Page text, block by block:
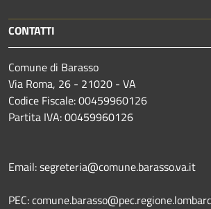
CONTATTI
Comune di Barasso
Via Roma, 26 - 21020 - VA
Codice Fiscale: 00459960126
Partita IVA: 00459960126
Email: segreteria@comune.barasso.va.it
PEC: